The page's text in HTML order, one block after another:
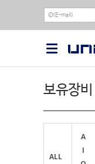
보유장비
ALL
A
I